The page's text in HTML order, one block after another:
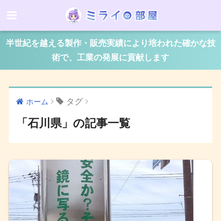
半世紀を越える製作・販売実績により培われた確かな技
術で、工業の発展に貢献します
ホーム タグ
「石川県」の記事一覧